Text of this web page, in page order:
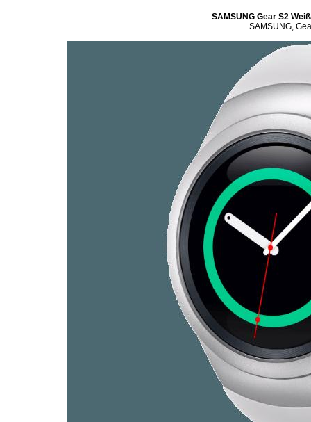
SAMSUNG Gear S2
SAMSUNG,